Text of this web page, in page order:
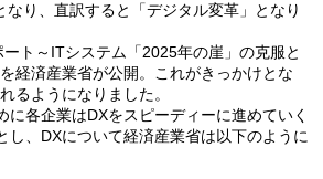
り、直訳すると「デジタル変革」となり
ト～ITシステム「2025年の崖」の克服と
経済産業省が公開。これがきっかけとな
るようになりました。
に各企業はDXをスピーディーに進めていく
し、DXについて経済産業省は以下のように